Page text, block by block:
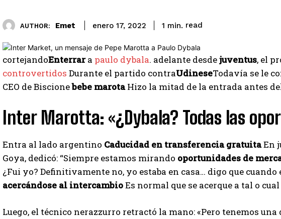
AUTHOR: Emet enero 17, 2022 1 min. read
cortejandoEnterrara paulo dybala. adelante desdejuventus, el
controvertidos Durante el partido contraUdineseTodavía se le
CEO de Biscionebebe marotaHizo la mitad de la entrada antes
Inter Marotta: «¿Dybala? Todas las
Entra al lado argentino Caducidad en transferencia gratuitaEn
Goya, dedicó: “Siempre estamos mirando oportunidades de
¿Fui yo? Definitivamente no, yo estaba en casa… digo que
acercándose al intercambioEs normal que se acerque a tal o cual
Luego, el técnico nerazzurro retractó la mano: «Pero tenemos